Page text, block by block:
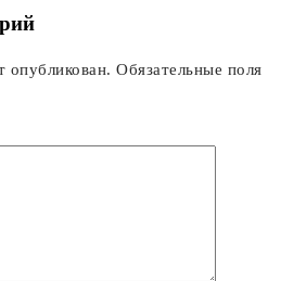
опубликован. Обязательные поля